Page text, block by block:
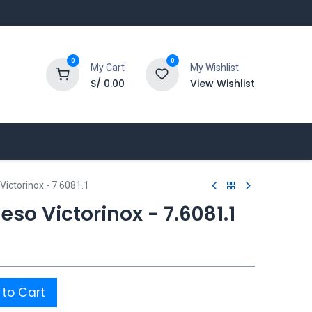
0
My Cart
S/ 0.00
0
My Wishlist
View Wishlist
- 7.6081.1
Victorinox - 7.6081.1
Cart